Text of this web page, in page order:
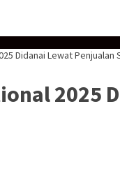
Didanai Lewat Penjualan
2025